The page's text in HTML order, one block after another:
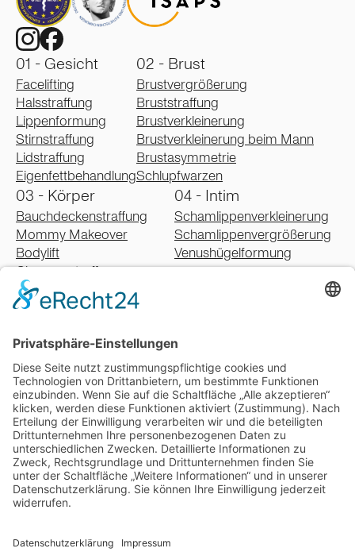
01 - Gesicht
Facelifting
Halsstraffung
Lippenformung
Stirnstraffung
Lidstraffung
Eigenfettbehandlung
02 - Brust
Brustvergrößerung
Bruststraffung
Brustverkleinerung
Brustverkleinerung beim Mann
Brustasymmetrie
Schlupfwarzen
03 - Körper
Bauchdeckenstraffung
Mommy Makeover
Bodylift
Oberarmstraffung
Oberschenkelstraffung
Gesäßstraffung
Lipödem
Schweißdrüsenbehandlung
Narbenbehandlung
04 - Intim
Schamlippenverkleinerung
Schamlippenvergrößerung
Venushügelformung
05 - Falten
Faltenbehandlung mit Botox
Faltenbehandlung mit Filler
Faltenbehandlung mit Eigenfett
Laserbehandlungen
PRP